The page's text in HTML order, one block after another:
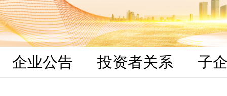
企业公告 投资者关系 子